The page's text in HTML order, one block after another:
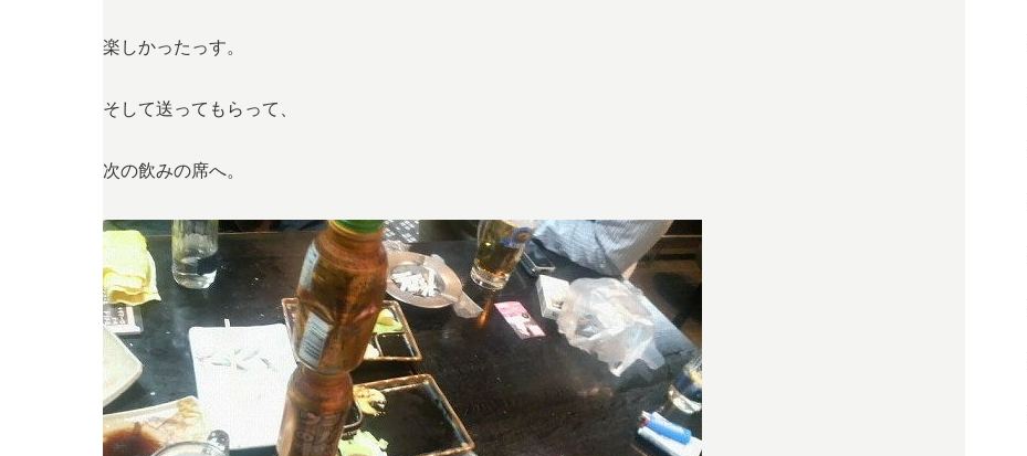
楽しかったっす。
そして送ってもらって、
次の飲みの席へ。